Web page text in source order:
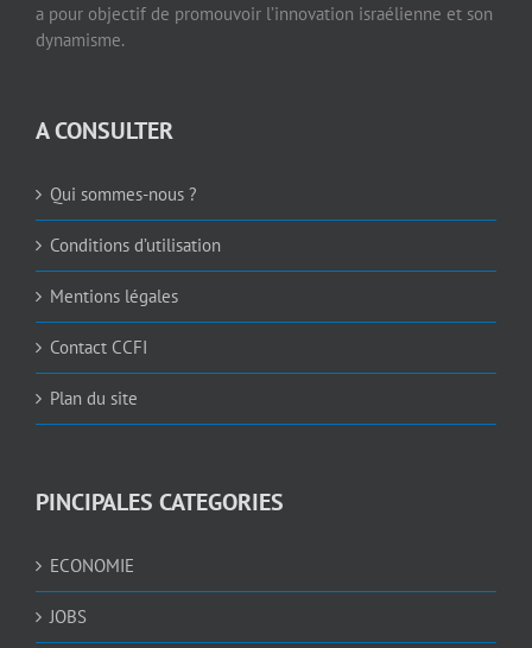
a pour objectif de promouvoir l’innovation israélienne et son
dynamisme.
A CONSULTER
Qui sommes-nous ?
Conditions d’utilisation
Mentions légales
Contact CCFI
Plan du site
PINCIPALES CATEGORIES
ECONOMIE
JOBS